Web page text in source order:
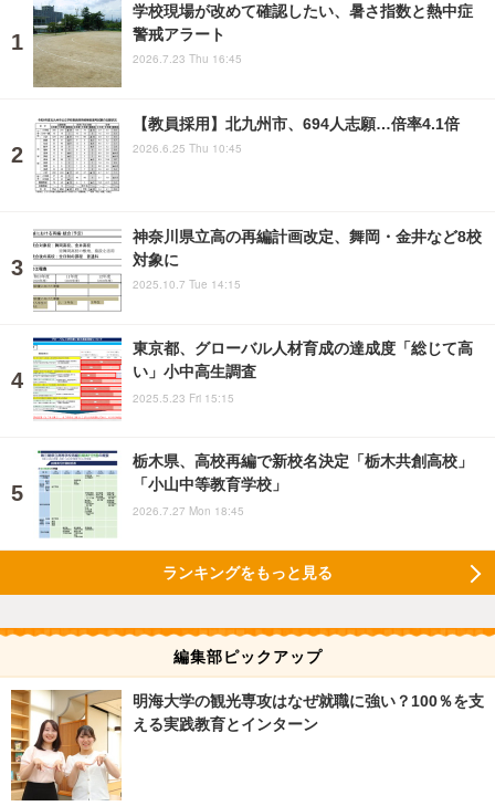
学校現場が改めて確認したい、暑さ指数と熱中症
警戒アラート
2026.7.23 Thu 16:45
【教員採用】北九州市、694人志願…倍率4.1倍
2026.6.25 Thu 10:45
神奈川県立高の再編計画改定、舞岡・金井など8校
対象に
2025.10.7 Tue 14:15
東京都、グローバル人材育成の達成度「総じて高
い」小中高生調査
2025.5.23 Fri 15:15
栃木県、高校再編で新校名決定「栃木共創高校」
「小山中等教育学校」
2026.7.27 Mon 18:45
ランキングをもっと見る
編集部ピックアップ
明海大学の観光専攻はなぜ就職に強い？100％を支
える実践教育とインターン